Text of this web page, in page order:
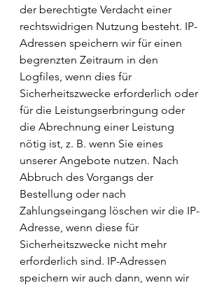
der berechtigte Verdacht einer
rechtswidrigen Nutzung besteht. IP-
Adressen speichern wir für einen
begrenzten Zeitraum in den
Logfiles, wenn dies für
Sicherheitszwecke erforderlich oder
für die Leistungserbringung oder
die Abrechnung einer Leistung
nötig ist, z. B. wenn Sie eines
unserer Angebote nutzen. Nach
Abbruch des Vorgangs der
Bestellung oder nach
Zahlungseingang löschen wir die IP-
Adresse, wenn diese für
Sicherheitszwecke nicht mehr
erforderlich sind. IP-Adressen
speichern wir auch dann, wenn wir